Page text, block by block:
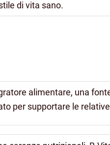
di vita sano.
alimentare, una
per supportare le